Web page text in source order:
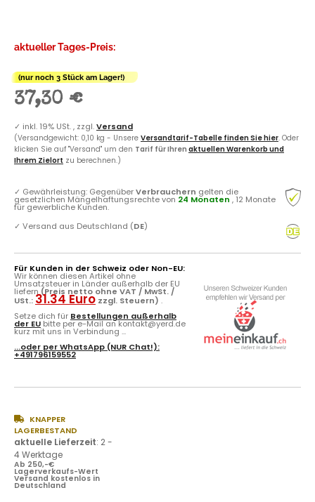
aktueller Tages-Preis:
(nur noch 3 Stück am Lager!)
37,30 €
✓ inkl. 19% USt. , zzgl.Versand
(Versandgewicht: 0,10 kg - Unsere Versandtarif-Tabelle finden Sie hier. Oder
klicken Sie auf "Versand" um den Tarif für Ihren aktuellen Warenkorb und
Ihrem Zielort zu berechnen.)
✓ Gewährleistung: GegenüberVerbrauchern gelten die
gesetzlichen Mängelhaftungsrechte von 24 Monaten , 12 Monate
für gewerbliche Kunden.
✓ Versand aus Deutschland (DE)
Für Kunden in der Schweiz oder Non-EU:
Wir können diesen Artikel ohne
Umsatzsteuer in Länder außerhalb der EU
liefern(Preis netto ohne VAT / MwSt. /
USt.: 31.34 Euro zzgl. Steuern) .
Setze dich für Bestellungen außerhalb
der EU bitte per e-Mail an kontakt@yerd.de
kurz mit uns in Verbindung ...
...oder perWhatsApp (NUR Chat!):
+491796159552
KNAPPER
LAGERBESTAND
aktuelle Lieferzeit: 2 -
4 Werktage
Ab 250,-€
Lagerverkaufs-Wert
Versand kostenlos in
Deutschland